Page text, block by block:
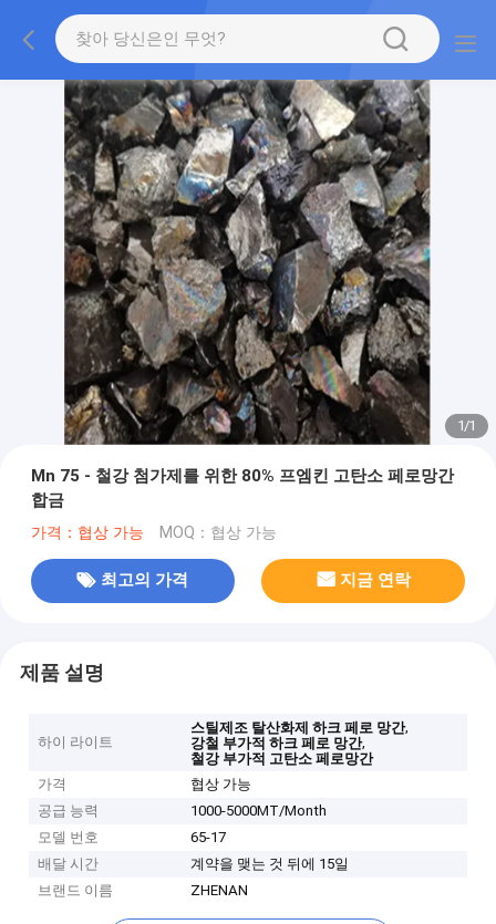
1/1
Mn 75 - 철강 첨가제를 위한 80% 프엠킨 고탄소 페로망간
합금
가격：협상 가능 MOQ：협상 가능
최고의 가격 지금 연락
제품 설명
하이 라이트
스틸제조 탈산화제 하크 페로 망간,
강철 부가적 하크 페로 망간,
철강 부가적 고탄소 페로망간
가격
협상 가능
공급 능력
1000-5000MT/Month
모델 번호
65-17
배달 시간
계약을 맺는 것 뒤에 15일
브랜드 이름
ZHENAN